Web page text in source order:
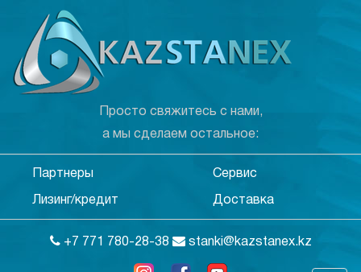
Просто свяжитесь с нами,
а мы сделаем остальное:
Партнеры Сервис
Лизинг/кредит Доставка
+7 771 780-28-38 stanki@kazstanex.kz